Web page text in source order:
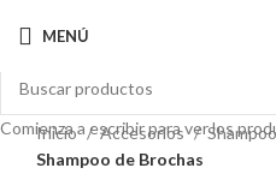
MENÚ
Inicio Accesorios
Shampoo de Brochas
Comienza a escribir para ver los